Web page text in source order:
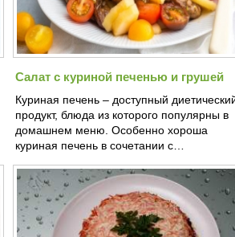
Салат с куриной печенью и грушей
Куриная печень – доступный
продукт, блюда из которого популярны в
домашнем меню. Особенно хороша
куриная печень в сочетании с…